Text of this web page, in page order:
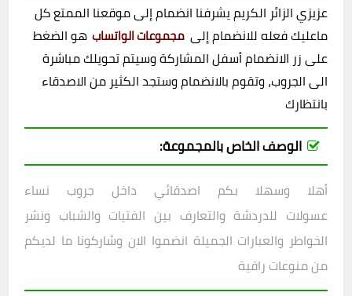
عزيزي الزائر الكريم يشرفنا انضمام إلى موقعنا الممتع كل
ماعليك فعله للانضمام إلى مجموعات الواتساب هو الضغط
على زر الانضمام أسفل المشاركة وسيتم تحويلك مباشرة
الى الجروب، وتقوم بالانضمام وستجد الكثير من الاصدقاء
بانتظارك
الوصف الخاص بالمجموعة:
أهلا وسهلا بكم اصدقائي داخل جروب نساء
عسولات للدردشة والتعارف بين الفتيات والشباب ونشر
الخواطر والعبارات الجميلة انضموا الان وشاركونا ما لديكم
من منوعات راقية